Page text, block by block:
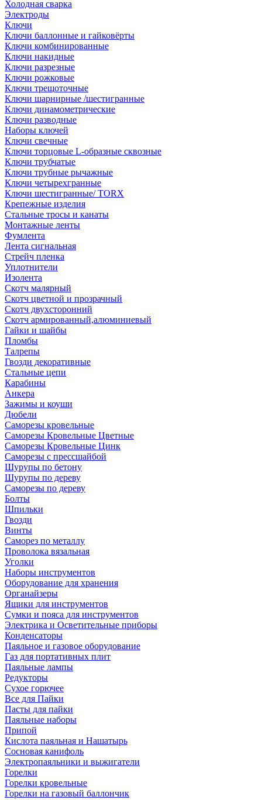
Холодная сварка
Электроды
Ключи
Ключи баллонные и гайковёрты
Ключи комбинированные
Ключи накидные
Ключи разрезные
Ключи рожковые
Ключи трещоточные
Ключи шарнирные /шестигранные
Ключи динамометрические
Ключи разводные
Наборы ключей
Ключи свечные
Ключи торцовые L-образные сквозные
Ключи трубчатые
Ключи трубные рычажные
Ключи четырехгранные
Ключи шестигранные/ TORX
Крепежные изделия
Стальные тросы и канаты
Монтажные ленты
Фумлента
Лента сигнальная
Стрейч пленка
Уплотнители
Изолента
Скотч малярный
Скотч цветной и прозрачный
Скотч двухсторонний
Скотч армированный,алюминиевый
Гайки и шайбы
Пломбы
Талрепы
Гвозди декоративные
Стальные цепи
Карабины
Анкера
Зажимы и коуши
Дюбели
Саморезы кровельные
Саморезы Кровельные Цветные
Саморезы Кровельные Цинк
Саморезы с прессшайбой
Шурупы по бетону
Шурупы по дереву
Саморезы по дереву
Болты
Шпильки
Гвозди
Винты
Саморез по металлу
Проволока вязальная
Уголки
Наборы инструментов
Оборудование для хранения
Органайзеры
Ящики для инструментов
Сумки и пояса для инструментов
Электрика и Осветительные приборы
Конденсаторы
Паяльное и газовое оборудование
Газ для портативных плит
Паяльные лампы
Редукторы
Сухое горючее
Все для Пайки
Пасты для пайки
Паяльные наборы
Припой
Кислота паяльная и Нашатырь
Сосновая канифоль
Электропаяльники и выжигатели
Горелки
Горелки кровельные
Горелки на газовый баллончик